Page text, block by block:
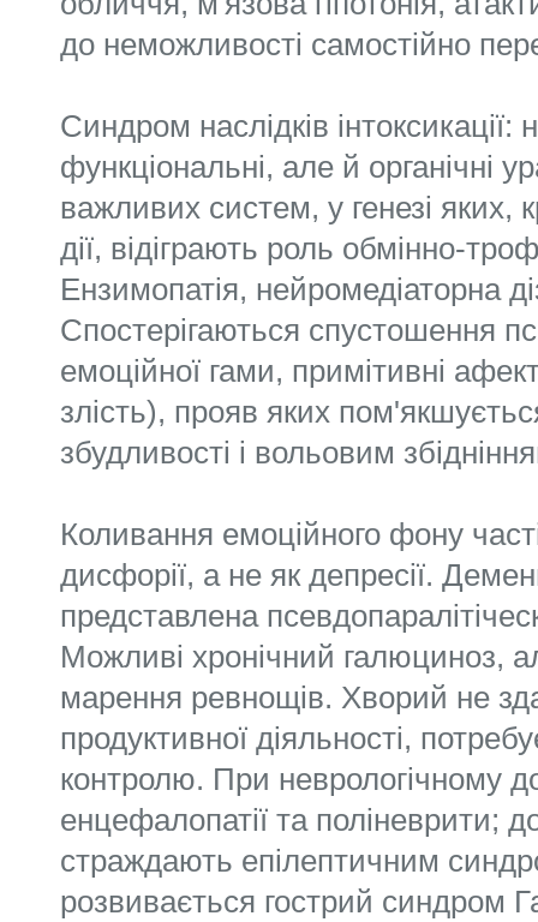
до неможливості самостійно
Синдром наслідків інтоксикації:
функціональні, але й органічні
важливих систем, у генезі яких,
дії, відіграють роль обмінно-
Ензимопатія, нейромедіаторна
Спостерігаються спустошення
емоційної гами, примітивні
злість), прояв яких
збудливості і вольовим
Коливання емоційного фону
дисфорії, а не як депресії.
представлена
Можливі хронічний галюциноз,
марення ревнощів. Хворий не
продуктивної діяльності,
контролю. При неврологічному
енцефалопатії та поліневрити;
страждають епілептичним
розвивається гострий синдром